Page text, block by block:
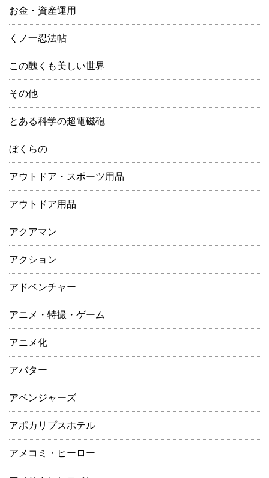
お金・資産運用
くノ一忍法帖
この醜くも美しい世界
その他
とある科学の超電磁砲
ぼくらの
アウトドア・スポーツ用品
アウトドア用品
アクアマン
アクション
アドベンチャー
アニメ・特撮・ゲーム
アニメ化
アバター
アベンジャーズ
アポカリプスホテル
アメコミ・ヒーロー